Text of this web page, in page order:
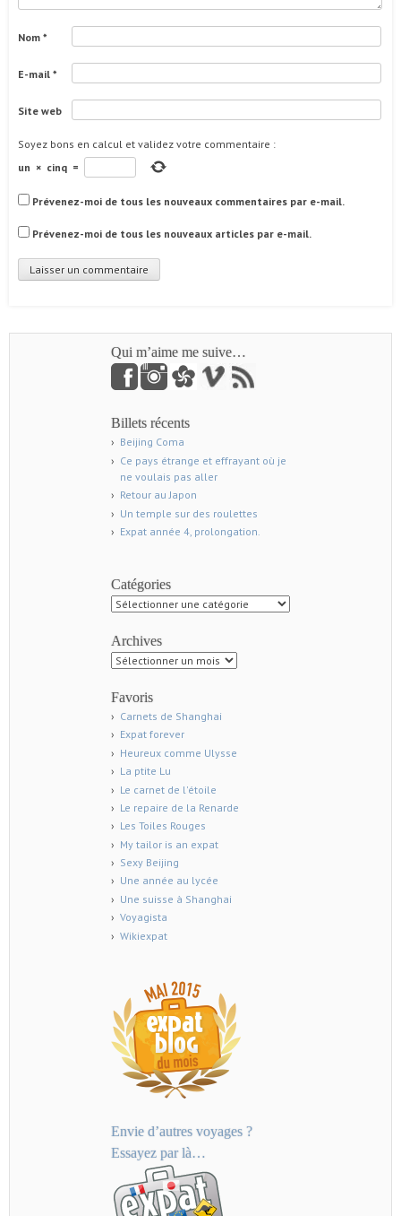
Nom *
E-mail *
Site web
Soyez bons en calcul et validez votre commentaire :
un × cinq =
Prévenez-moi de tous les nouveaux commentaires par e-mail.
Prévenez-moi de tous les nouveaux articles par e-mail.
Qui m’aime me suive…
Billets récents
Beijing Coma
Ce pays étrange et effrayant où je
ne voulais pas aller
Retour au Japon
Un temple sur des roulettes
Expat année 4, prolongation.
Catégories
Catégories
Archives
Archives
Favoris
Carnets de Shanghai
Expat forever
Heureux comme Ulysse
La ptite Lu
Le carnet de l'étoile
Le repaire de la Renarde
Les Toiles Rouges
My tailor is an expat
Sexy Beijing
Une année au lycée
Une suisse à Shanghai
Voyagista
Wikiexpat
Envie d’autres voyages ?
Essayez par là…